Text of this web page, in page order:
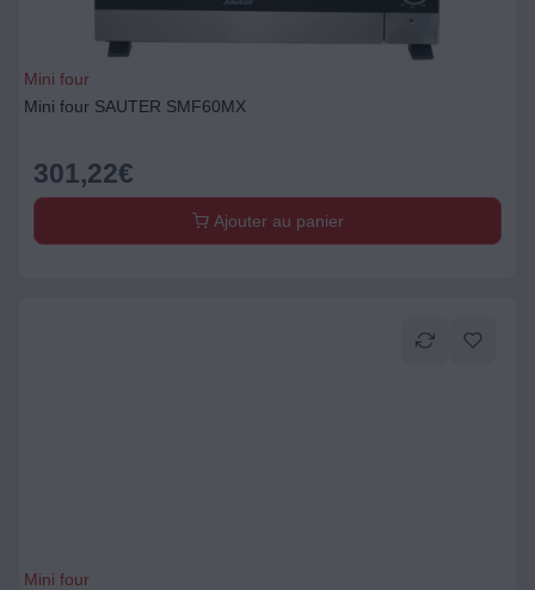
Mini four
Mini four SAUTER SMF60MX
301,22€
Ajouter au panier
Mini four